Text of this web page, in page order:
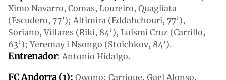
Ximo Navarro, Comas, Loureiro, Quagliata
(Escudero, 77’); Altimira (Eddahchouri, 77’),
Soriano, Villares (Riki, 84’), Luismi Cruz (Carrillo,
63’); Yeremay i Nsongo (Stoichkov, 84’).
Entrenador: Antonio Hidalgo.
FC Andorra (1): Owono; Carrique, Gael Alonso,